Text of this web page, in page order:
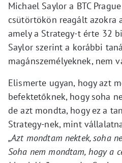
Michael Saylor a BTC
csütörtökön reagált azokra
amely a Strategy-t érte 32
Saylor szerint a korábbi
magánszemélyeknek, nem
Elismerte ugyan, hogy azt
befektetőknek, hogy soha
de azt mondta, hogy ez a
Strategy-nek, mint
„Azt mondtam nektek, soha
Soha nem mondtam, hogy a